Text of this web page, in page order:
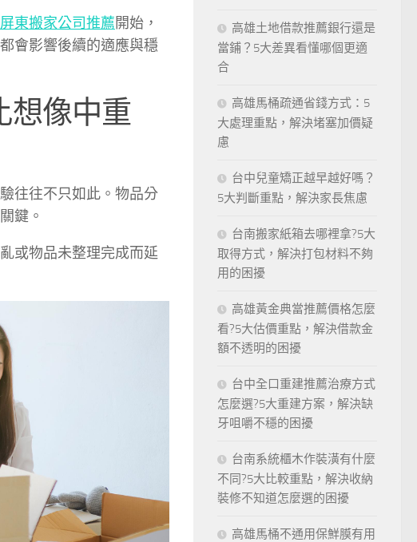
屏東搬家公司推薦開始，
會影響後續的適應與穩
想像中重
往往不只如此。物品分
鍵。
或物品未整理完成而延
高雄土地借款推薦銀行還是
當鋪？5大差異看懂哪個更適
合
高雄馬桶疏通省錢方式：5
大處理重點，解決堵塞加價疑
慮
台中兒童矯正越早越好嗎？
5大判斷重點，解決家長焦慮
台南搬家紙箱去哪裡拿?5大
取得方式，解決打包材料不夠
用的困擾
高雄黃金典當推薦價格怎麼
看?5大估價重點，解決借款金
額不透明的困擾
台中全口重建推薦治療方式
怎麼選?5大重建方案，解決缺
牙咀嚼不穩的困擾
台南系統櫃木作裝潢有什麼
不同?5大比較重點，解決收納
裝修不知道怎麼選的困擾
高雄馬桶不通用保鮮膜有用